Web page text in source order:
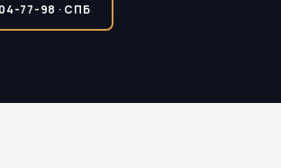
77-98 · СПБ